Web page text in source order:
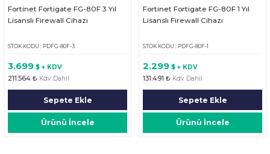
Fortinet Fortigate FG-80F 3 Yıl
Lisanslı Firewall Cihazı
STOK KODU : PDFG-80F-3
3.699 $ + KDV
211.564 ₺ Kdv Dahil
Sepete Ekle
Ürünü İncele
Fortinet Fortigate FG-80F 1 Yıl
Lisanslı Firewall Cihazı
STOK KODU : PDFG-80F-1
2.299 $ + KDV
131.491 ₺ Kdv Dahil
Sepete Ekle
Ürünü İncele